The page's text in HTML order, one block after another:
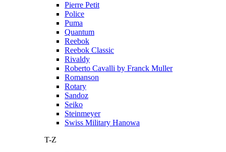
Pierre Petit
Police
Puma
Quantum
Reebok
Reebok Classic
Rivaldy
Roberto Cavalli by Franck Muller
Romanson
Rotary
Sandoz
Seiko
Steinmeyer
Swiss Military Hanowa
T-Z